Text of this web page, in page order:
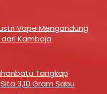
Vape Mengandung
Kamboja
Tangkap
3,10 Gram Sabu